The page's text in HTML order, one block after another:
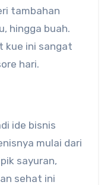
tambahan
hingga buah.
kue ini sangat
hari.
ide bisnis
mulai dari
sayuran,
sehat ini